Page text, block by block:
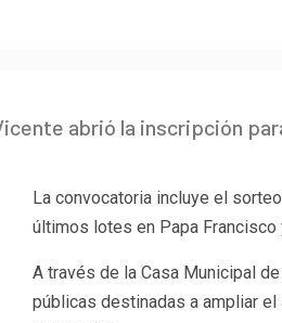
abrió la inscripción
La convocatoria incluye el
últimos lotes en Papa Francisco
A través de la Casa Municipal
públicas destinadas a ampliar